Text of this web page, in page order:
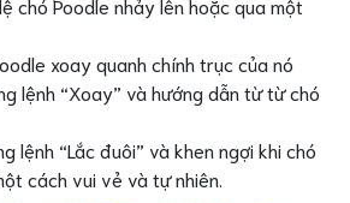
chó Poodle nhảy lên hoặc qua một
xoay quanh chính trục của nó
lệnh “Xoay” và hướng dẫn từ từ chó
lệnh “Lắc đuôi” và khen ngợi khi chó
cách vui vẻ và tự nhiên.